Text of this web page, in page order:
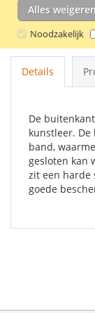
Alles
Noodzakelijk
Stijlvolle 360°
Tab A 7.0
Details
De
kunstleer. De
band,
gesloten kan
zit een harde
goede